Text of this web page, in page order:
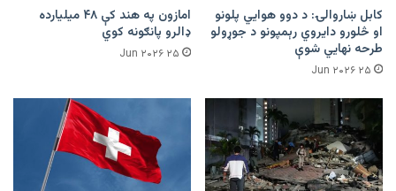
کابل ښاروالۍ: د دوو هوايي پلونو
او څلورو دایروي رېمپونو د جوړولو
طرحه نهایي شوې
۲۵ Jun ۲۰۲۶
امازون په هند کې ۴۸ میلیارده
ډالرو پانګونه کوي
۲۵ Jun ۲۰۲۶